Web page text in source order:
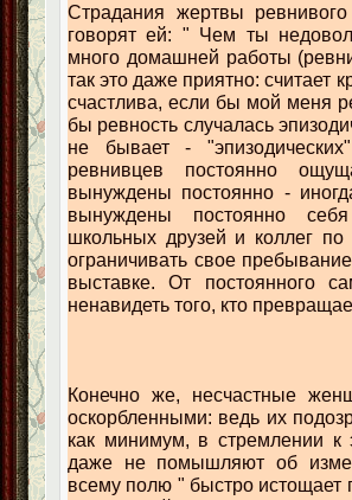
Страдания жертвы
говорят ей: " Чем ты
много домашней работы
так это даже приятно: считает
счастлива, если бы мой меня
бы ревность случалась
не бывает -
ревнивцев постоянно
вынуждены постоянно -
вынуждены постоянно
школьных друзей и коллег
ограничивать свое
выставке. От постоянного
ненавидеть того, кто
Конечно же, несчастные
оскорбленными: ведь их
как минимум, в стремлении к
даже не помышляют об
всему полю " быстро истощает